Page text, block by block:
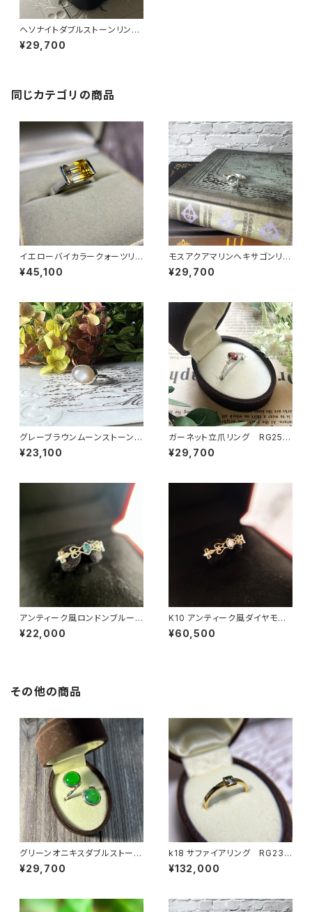
ヘソナイトダブルストーンリング
RG24-239
¥29,700
同じカテゴリの商品
イエローバイカラークォーツリン
グ RG25-260
¥45,100
モスアクアマリンヘキサゴンリン
グ RG25-257
¥29,700
グレーブラウンムーンストーンリ
ング RG24-248
¥23,100
ガーネット立爪リング RG25-
255
¥29,700
アンティーク風ロンドンブルート
パーズリング RG25-253
¥22,000
K10 アンティーク風ダイヤモン
ドリング RG25-254
¥60,500
その他の商品
グリーンオニキスダブルストーン
リング RG24-246
¥29,700
k18 サファイアリング RG23-
229
¥132,000